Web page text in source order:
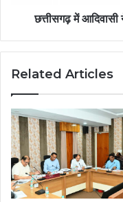
छत्तीसगढ़ में
Related Articles